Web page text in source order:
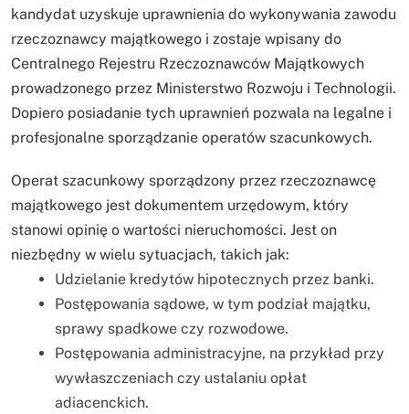
kandydat uzyskuje uprawnienia do wykonywania zawodu
rzeczoznawcy majątkowego i zostaje wpisany do
Centralnego Rejestru Rzeczoznawców Majątkowych
prowadzonego przez Ministerstwo Rozwoju i Technologii.
Dopiero posiadanie tych uprawnień pozwala na legalne i
profesjonalne sporządzanie operatów szacunkowych.
Operat szacunkowy sporządzony przez rzeczoznawcę
majątkowego jest dokumentem urzędowym, który
stanowi opinię o wartości nieruchomości. Jest on
niezbędny w wielu sytuacjach, takich jak:
Udzielanie kredytów hipotecznych przez banki.
Postępowania sądowe, w tym podział majątku,
sprawy spadkowe czy rozwodowe.
Postępowania administracyjne, na przykład przy
wywłaszczeniach czy ustalaniu opłat
adiacenckich.